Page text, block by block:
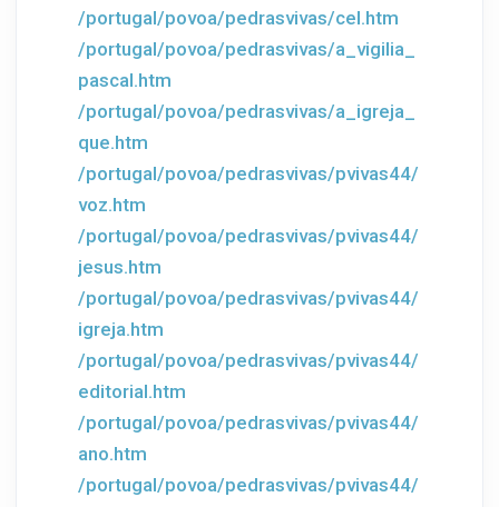
/portugal/povoa/pedrasvivas/cel.htm
/portugal/povoa/pedrasvivas/a_vigilia_
pascal.htm
/portugal/povoa/pedrasvivas/a_igreja_
que.htm
/portugal/povoa/pedrasvivas/pvivas44/
voz.htm
/portugal/povoa/pedrasvivas/pvivas44/
jesus.htm
/portugal/povoa/pedrasvivas/pvivas44/
igreja.htm
/portugal/povoa/pedrasvivas/pvivas44/
editorial.htm
/portugal/povoa/pedrasvivas/pvivas44/
ano.htm
/portugal/povoa/pedrasvivas/pvivas44/